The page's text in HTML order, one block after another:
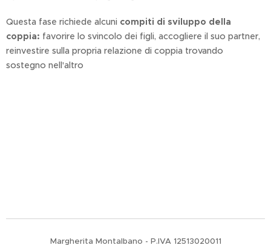
Questa fase richiede alcuni compiti di sviluppo della
coppia: favorire lo svincolo dei figli, accogliere il suo partner,
reinvestire sulla propria relazione di coppia trovando
sostegno nell'altro
Margherita Montalbano - P.IVA 12513020011